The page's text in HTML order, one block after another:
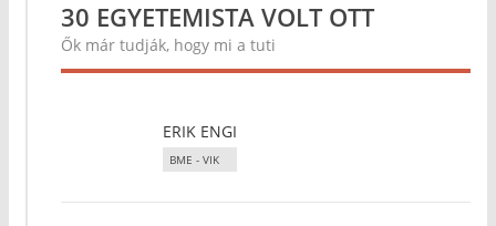
30 EGYETEMISTA VOLT OTT
Ők már tudják, hogy mi a tuti
ERIK ENGI
BME - VIK